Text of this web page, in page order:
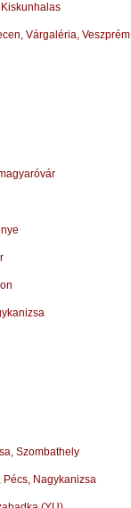
Várgaléria, Veszprém
Szombathely
Nagykanizsa